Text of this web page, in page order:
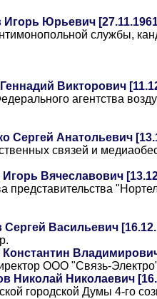
Юрьевич
службы,
Викторович
агентства
Сергей Анатольевич
связей и
Игорь Вячеславович
представительства
Сергей Васильевич
Константин
ООО "Связь-
Николай Николаевич
городской Думы 4-го